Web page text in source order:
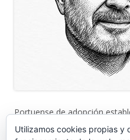
Portuense de adopción
nuestra Ciudad. Impulsor de
Utilizamos cookies propias y